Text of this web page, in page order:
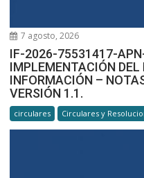
7 agosto, 2026
IF-2026-75531417-
IMPLEMENTACIÓN DEL
INFORMACIÓN –
VERSIÓN 1.1.
circulares Circulares y